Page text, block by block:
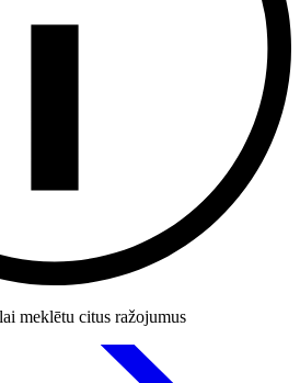
meklētu citus ražojumus